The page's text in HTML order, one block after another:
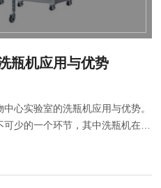
瓶机应用与优势
心实验室的洗瓶机应用与优势。
少的一个环节，其中洗瓶机在实